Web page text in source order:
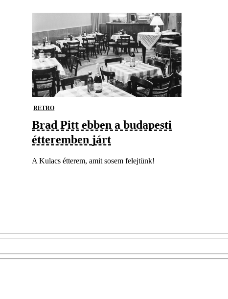
RETRO
Brad Pitt ebben a budapesti
étteremben járt
A Kulacs étterem, amit sosem felejtünk!